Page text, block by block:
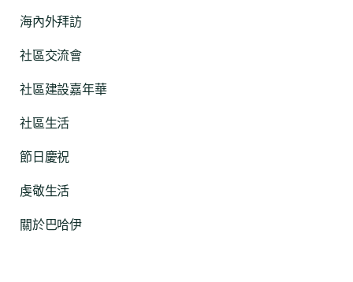
海內外拜訪
社區交流會
社區建設嘉年華
社區生活
節日慶祝
虔敬生活
關於巴哈伊